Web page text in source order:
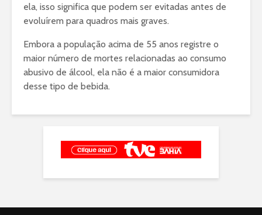
ela, isso significa que podem ser evitadas antes de
evoluírem para quadros mais graves.
Embora a população acima de 55 anos registre o
maior número de mortes relacionadas ao consumo
abusivo de álcool, ela não é a maior consumidora
desse tipo de bebida.